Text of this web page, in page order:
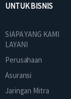
UNTUK BISNIS
SIAPA YANG KAMI
LAYANI
Perusahaan
Asuransi
Jaringan Mitra